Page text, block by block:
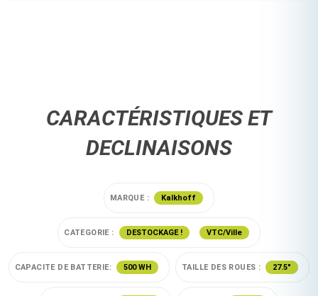
CARACTÉRISTIQUES ET
DECLINAISONS
MARQUE : Kalkhoff
CATEGORIE : DESTOCKAGE ! VTC/Ville
CAPACITE DE BATTERIE: 500 WH TAILLE DES ROUES : 27.5"